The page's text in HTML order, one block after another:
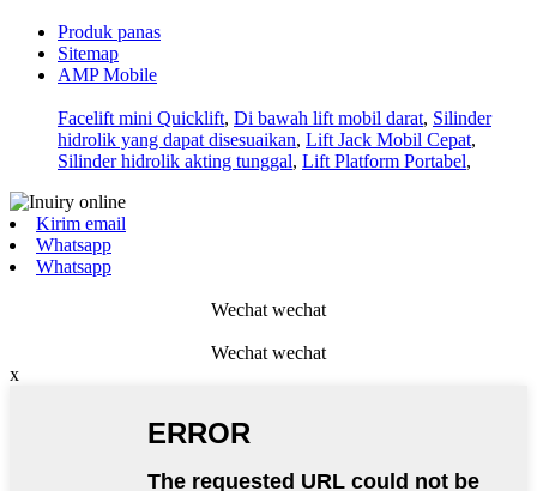
Produk panas
Sitemap
AMP Mobile
Facelift mini Quicklift, Di bawah lift mobil darat, Silinder
hidrolik yang dapat disesuaikan, Lift Jack Mobil Cepat,
Silinder hidrolik akting tunggal, Lift Platform Portabel,
Kirim email
Whatsapp
Whatsapp
Wechat wechat
Wechat wechat
x